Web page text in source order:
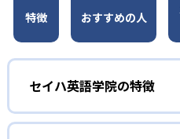
特徴 おすすめの人
セイハ英語学院の特徴
1
日本人と